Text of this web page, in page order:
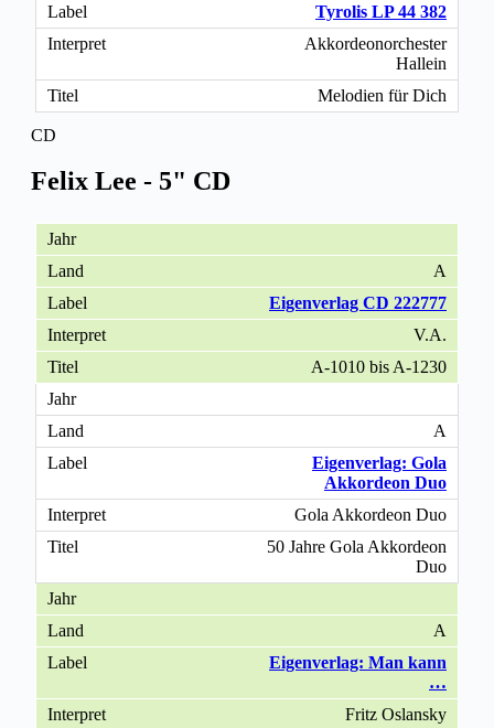
Tyrolis LP 44 382
Akkordeonorchester
Hallein
Melodien für Dich
CD
Felix Lee - 5" CD
A
Eigenverlag CD 222777
V.A.
A-1010 bis A-1230
A
Eigenverlag: Gola
Akkordeon Duo
Gola Akkordeon Duo
50 Jahre Gola Akkordeon
Duo
A
Eigenverlag: Man kann
…
Fritz Oslansky